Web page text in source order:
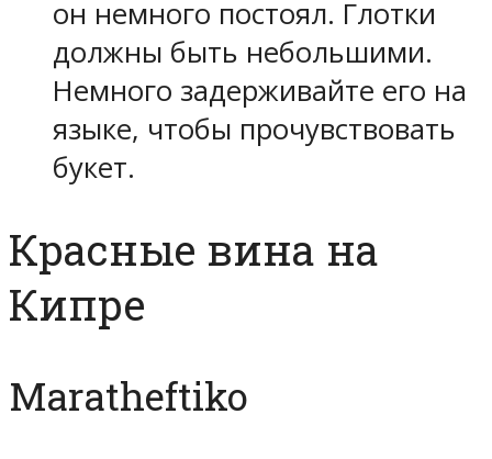
он немного постоял. Глотки
должны быть небольшими.
Немного задерживайте его на
языке, чтобы прочувствовать
букет.
Красные вина на
Кипре
Maratheftiko